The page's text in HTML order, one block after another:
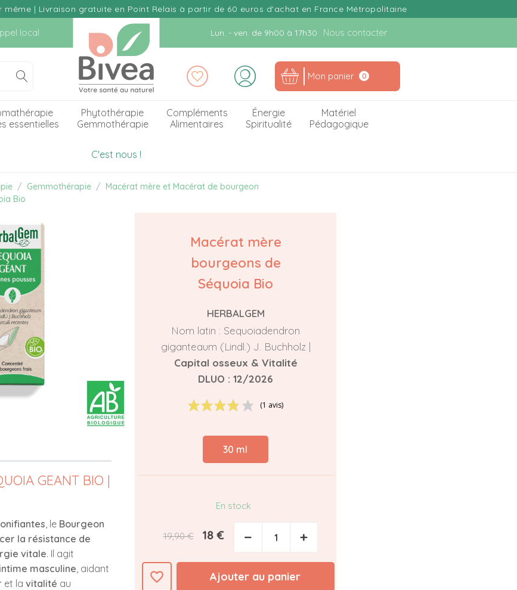
même | Livraison gratuite en Point Relais à partir de 60 euros d'achat en France Métropolitaine
local Lun. - ven. de 9h00 à 17h30 Nous contacter
Mon panier 0
essentielles
Phytothérapie
Gemmothérapie
Compléments
Alimentaires
Énergie
Spiritualité
Matériel
Pédagogique
C'est nous !
Gemmothérapie
Macérat mère et Macérat de bourgeon
Bio
Macérat mère
bourgeons de
Séquoia Bio
HERBALGEM
Nom latin : Sequoiadendron
giganteaum (Lindl.) J. Buchholz |
Capital osseux & Vitalité
DLUO : 12/2026
(1 avis)
30 ml
En stock
19,90 € 18 € − +
favorite_border Ajouter au panier
GEANT BIO |
, le Bourgeon
la résistance de
vitale. Il agit
masculine, aidant
et la vitalité au